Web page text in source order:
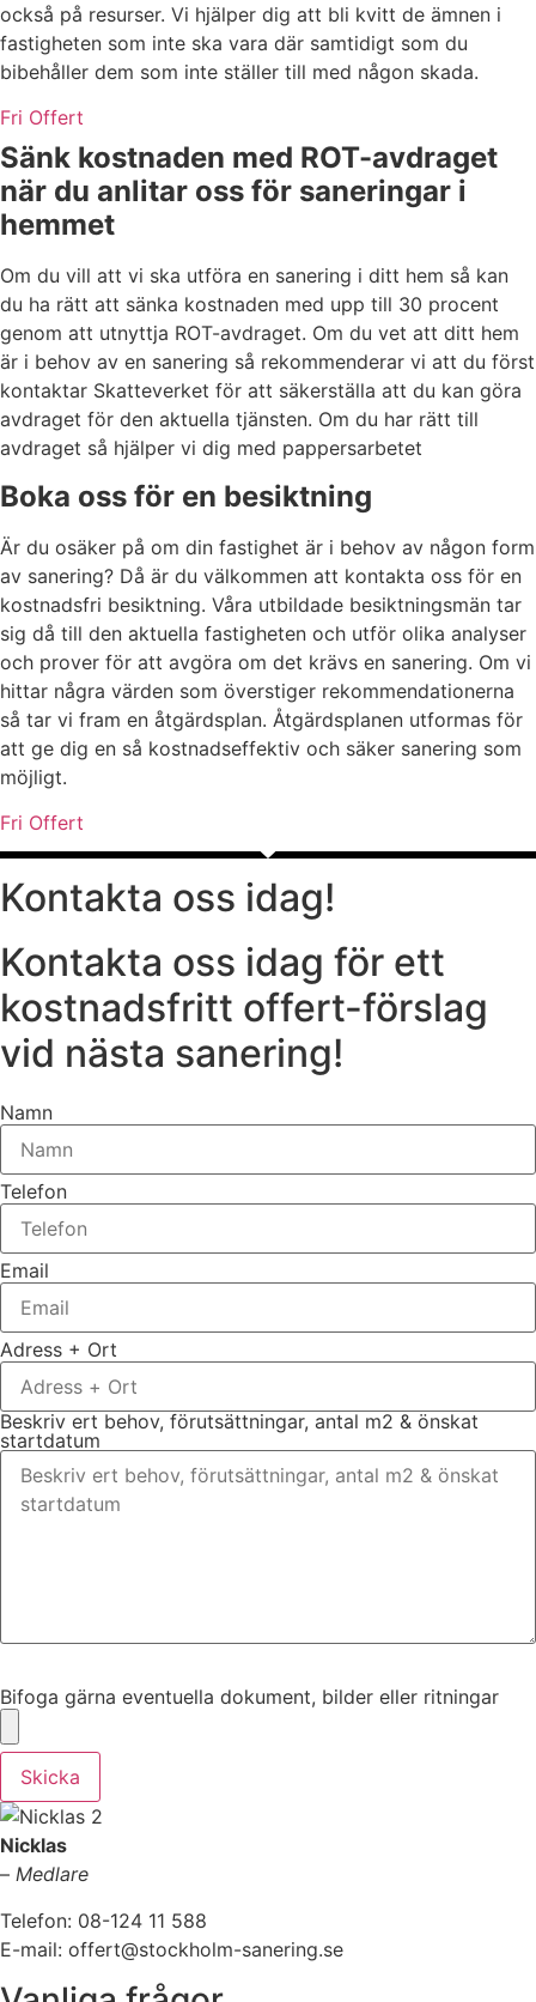
också på resurser. Vi hjälper dig att bli kvitt de ämnen i
fastigheten som inte ska vara där samtidigt som du
bibehåller dem som inte ställer till med någon skada.
Fri Offert
Sänk kostnaden med ROT-avdraget
när du anlitar oss för saneringar i
hemmet
Om du vill att vi ska utföra en sanering i ditt hem så kan
du ha rätt att sänka kostnaden med upp till 30 procent
genom att utnyttja ROT-avdraget. Om du vet att ditt hem
är i behov av en sanering så rekommenderar vi att du först
kontaktar Skatteverket för att säkerställa att du kan göra
avdraget för den aktuella tjänsten. Om du har rätt till
avdraget så hjälper vi dig med pappersarbetet
Boka oss för en besiktning
Är du osäker på om din fastighet är i behov av någon form
av sanering? Då är du välkommen att kontakta oss för en
kostnadsfri besiktning. Våra utbildade besiktningsmän tar
sig då till den aktuella fastigheten och utför olika analyser
och prover för att avgöra om det krävs en sanering. Om vi
hittar några värden som överstiger rekommendationerna
så tar vi fram en åtgärdsplan. Åtgärdsplanen utformas för
att ge dig en så kostnadseffektiv och säker sanering som
möjligt.
Fri Offert
Kontakta oss idag!
Kontakta oss idag för ett
kostnadsfritt offert-förslag
vid nästa sanering!
Namn
Telefon
Email
Adress + Ort
Beskriv ert behov, förutsättningar, antal m2 & önskat
startdatum
Bifoga gärna eventuella dokument, bilder eller ritningar
Skicka
Nicklas
– Medlare
Telefon: 08-124 11 588
E-mail: offert@stockholm-sanering.se